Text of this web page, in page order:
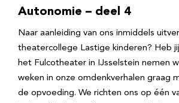
Autonomie – deel 4
Naar aanleiding van ons inmiddels
theatercollege Lastige kinderen? Heb
het Fulcotheater in IJsselstein nemen
weken in onze omdenkverhalen graag
de opvoeding. We richten ons op één